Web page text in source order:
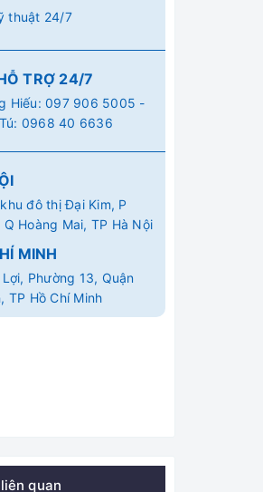
thuật 24/7
TRỢ 24/7
Hiếu:097 906 5005 -
0968 40 6636
đô thị Đại Kim, P
Hoàng Mai, TP Hà Nội
MINH
Phường 13, Quận
TP Hồ Chí Minh
quan